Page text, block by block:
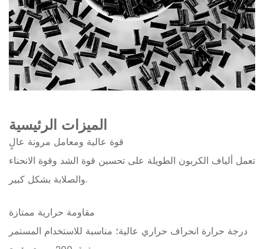
الميزات الرئيسية
قوة عالية ومعامل مرونة عالٍ
تعمل ألياف الكربون الطويلة على تحسين قوة الشد وقوة الانحناء
والصلابة بشكل كبير.
مقاومة حرارية ممتازة
درجة حرارة انحراف حراري عالية؛ مناسبة للاستخدام المستمر